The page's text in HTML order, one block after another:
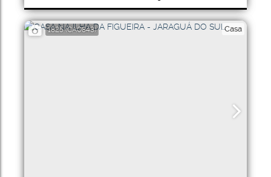
340.00m²
1825 (CA0843) Casa